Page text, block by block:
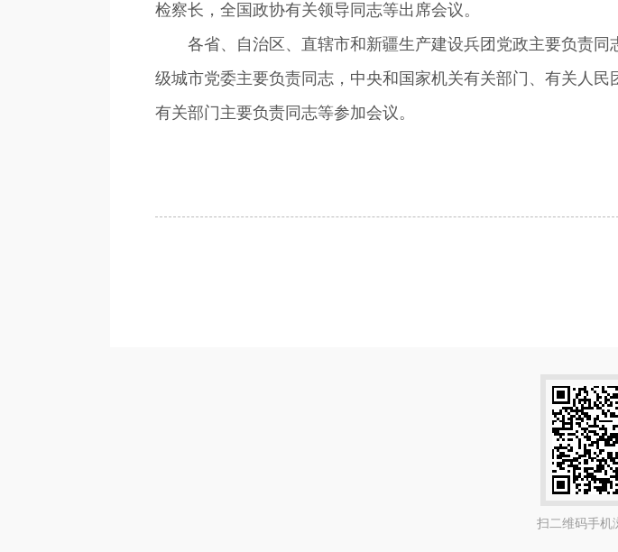
检察长，全国政协有关领导同志等出席会议。
各省、自治区、直辖市和新疆生产建设兵团党政主要负责同
级城市党委主要负责同志，中央和国家机关有关部门、有关人
有关部门主要负责同志等参加会议。
扫二维码手机